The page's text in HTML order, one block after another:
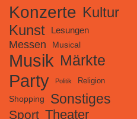
Konzerte Kultur
Kunst
Lesungen
Messen Musical
Musik Märkte
Party Politik Religion
Shopping Sonstiges
Sport Theater